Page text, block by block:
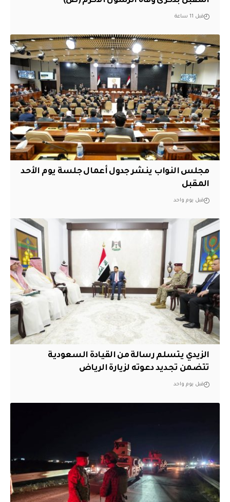
قبل 11 ساعة
مجلس النواب ينشر جدول أعمال جلسة يوم الأحد
المقبل
قبل يوم واحد
الزيدي يتسلم رسالة من القيادة السعودية
تتضمن تجديد دعوته لزيارة الرياض
قبل يوم واحد